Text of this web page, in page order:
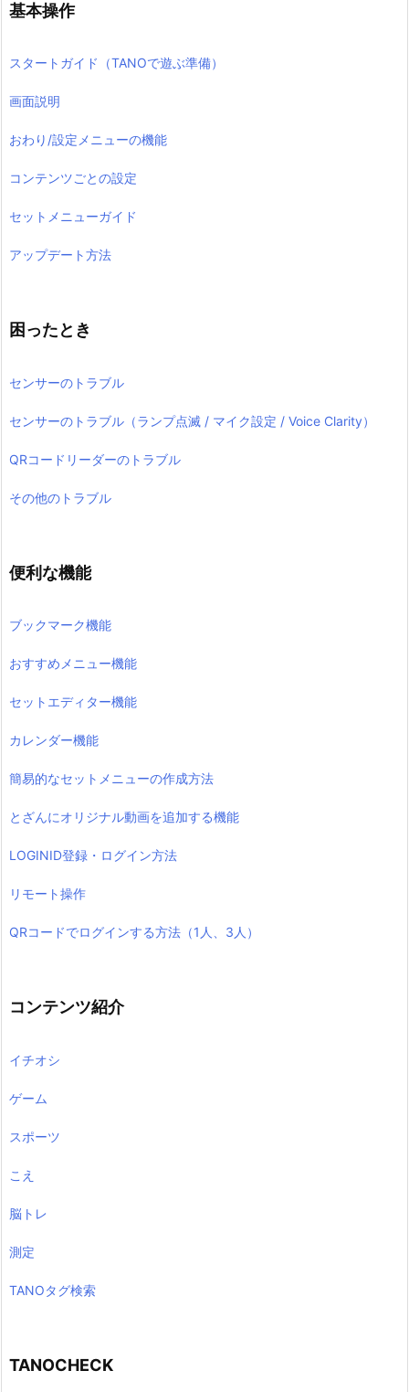
基本操作
スタートガイド（TANOで遊ぶ準備）
画面説明
おわり/設定メニューの機能
コンテンツごとの設定
セットメニューガイド
アップデート方法
困ったとき
センサーのトラブル
センサーのトラブル（ランプ点滅 / マイク設定 / Voice Clarity）
QRコードリーダーのトラブル
その他のトラブル
便利な機能
ブックマーク機能
おすすめメニュー機能
セットエディター機能
カレンダー機能
簡易的なセットメニューの作成方法
とざんにオリジナル動画を追加する機能
LOGINID登録・ログイン方法
リモート操作
QRコードでログインする方法（1人、3人）
コンテンツ紹介
イチオシ
ゲーム
スポーツ
こえ
脳トレ
測定
TANOタグ検索
TANOCHECK